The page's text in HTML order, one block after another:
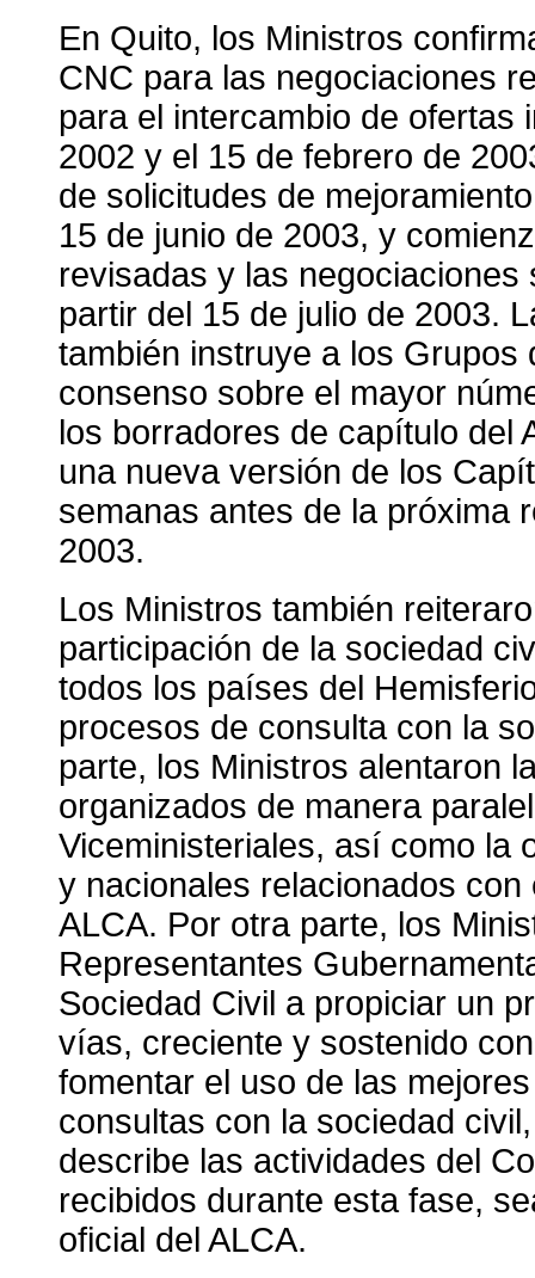
En Quito, los Ministros
CNC para las negociaciones
para el intercambio de ofertas
2002 y el 15 de febrero de
de solicitudes de
15 de junio de 2003, y
revisadas y las
partir del 15 de julio de 2003.
también instruye a los Grupos
consenso sobre el mayor
los borradores de capítulo del
una nueva versión de los
semanas antes de la próxima
2003.
Los Ministros también
participación de la sociedad
todos los países del
procesos de consulta con la
parte, los Ministros alentaron
organizados de manera
Viceministeriales, así como la
y nacionales relacionados
ALCA. Por otra parte, los
Representantes
Sociedad Civil a propiciar un
vías, creciente y sostenido
fomentar el uso de las
consultas con la sociedad
describe las actividades del
recibidos durante esta fase,
oficial del ALCA.